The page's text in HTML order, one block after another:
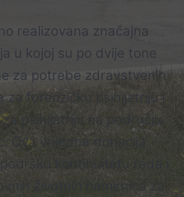
realizovana značajna
u kojoj su po dvije tone
za potrebe zdravstvenih
za forenzičku psihijatriju i
psihijatriju na području
Ova vrijedna donacija
kontinuitetu rada i
životnih namirnica za